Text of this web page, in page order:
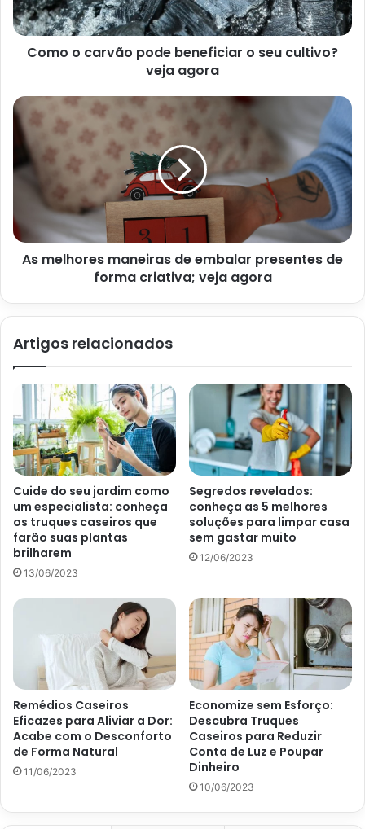
fungo, quando em contato com a frutífera. Umidade e
temperaturas amenas são os grandes fatores que levam
ao surgimento da doença, como nos períodos de chuva ou
na fase de molhamento da espécie.
Jabuticaba amarela (Reprodução Canva)
Como tratar a jabuticaba
amarela
Um dos métodos de tratamento da ferrugem consiste em
agentes fungicidas. Existem alguns defensivos indicados
para o caso, porém, nenhum produto específico registrado
para a espécie. Apesar disso, é possível apostar também
em soluções caseiras, como a calda bordalesa. A solução
representa uma mistura de sulfato de cobre e cal virgem,
que você pode aplicar sobre as áreas afetadas da
jabuticabeira.
Entretanto, a produção e uso desse defensivo deve ser
feita com todos os cuidados, afinal, são aditivos químicos
que devem ser manuseados com equipamento de
proteção. Desse modo, o melhor a se fazer é procurar um
profissional ou locais especializados no assunto que vão
poder te sugerir alternativas seguras para o tratamento do
seu pé de jabuticaba. Ainda assim, a seguir, o site
te mostra uma outra opção para lidar com o
problema do ferrugem na jabuticabeira.
Como o carvão pode beneficiar o seu cultivo?
veja agora
As melhores maneiras de embalar presentes de
forma criativa; veja agora
Artigos relacionados
Cuide do seu jardim como
um especialista: conheça
os truques caseiros que
farão suas plantas
brilharem
13/06/2023
Segredos revelados:
conheça as 5 melhores
soluções para limpar casa
sem gastar muito
12/06/2023
Remédios Caseiros
Eficazes para Aliviar a Dor:
Acabe com o Desconforto
de Forma Natural
11/06/2023
Economize sem Esforço:
Descubra Truques
Caseiros para Reduzir
Conta de Luz e Poupar
Dinheiro
10/06/2023